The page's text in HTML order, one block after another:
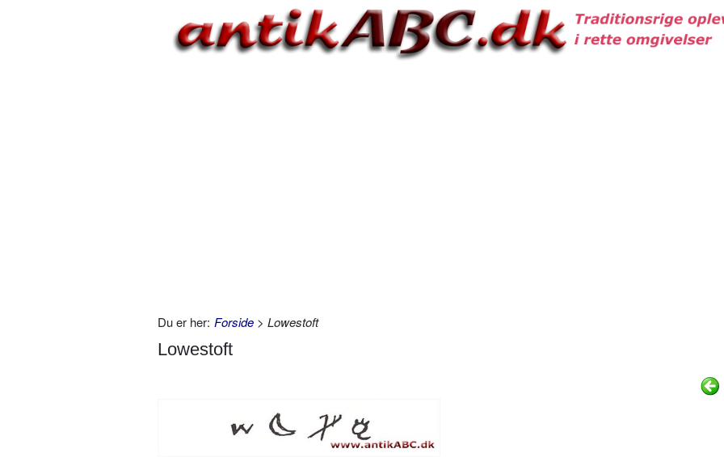
Du er her: Forside > Lowestoft
Lowestoft